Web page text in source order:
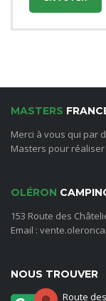
MASTERS
Merci à vous qui par
Masters pour réaliser
OLÉRON
153 Route des
Email :
NOUS TROUVER
Route